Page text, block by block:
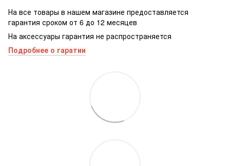
На все товары в нашем магазине предоставляется
гарантия сроком от 6 до 12 месяцев
На аксессуары гарантия не распространяется
Подробнее о гаратии